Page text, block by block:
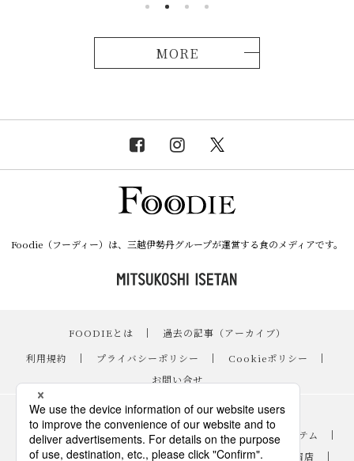
MORE
Foodie（フーディー）は、三越伊勢丹グループが運営する食のメディアです。
FOODIEとは ｜
過去の記事（アーカイブ）
｜
利用規約 ｜ プライバシーポリシー ｜ Cookieポリシー
｜
お問い合せ
レシピ ｜
スイーツ
｜
手土産・ギフト ｜ ニュース・イベント ｜ おすすめアイテム
｜
読み物・コラム
｜ バイヤーのイチオシ！ ｜ 伊勢丹新宿店 ｜